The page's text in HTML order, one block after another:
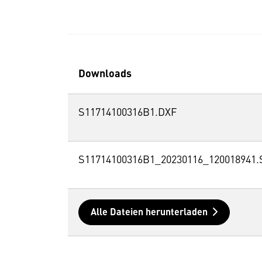
Downloads
S11714100316B1.DXF
Alle Dateien herunterladen